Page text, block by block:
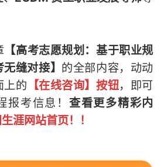
【高考志愿规划：基于职业规
缝对接】 的全部内容， 动动
上的 【在线咨询】按钮，即可
报考信息 ！ 查看更多精彩内
涯网站首页！！